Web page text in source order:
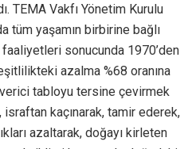
TEMA Vakfı Yönetim Kurulu
tüm yaşamın birbirine bağlı
sonucunda 1970’den
azalma %68 oranına
verici tabloyu tersine çevirmek
kaçınarak, tamir ederek,
azaltarak, doğayı kirleten